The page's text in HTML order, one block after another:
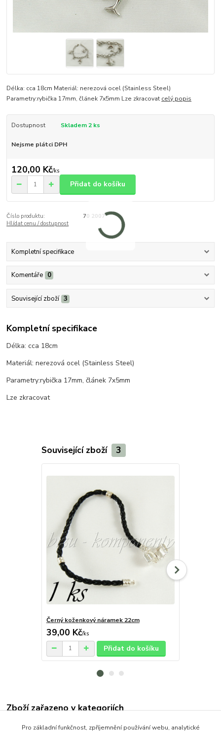
Délka: cca 18cm Materiál: nerezová ocel (Stainless Steel)
Parametry:rybička 17mm, článek 7x5mm Lze zkracovat celý popis
Dostupnost Skladem 2 ks
Nejsme plátci DPH
120,00 Kč/ks
Přidat do košíku
Číslo produktu:
70 2007
Hlídat cenu / dostupnost
Kompletní specifikace
Komentáře 0
Související zboží 3
Kompletní specifikace
Délka: cca 18cm
Materiál: nerezová ocel (Stainless Steel)
Parametry:rybička 17mm, článek 7x5mm
Lze zkracovat
Související zboží 3
Černý koženkový náramek 22cm
39,00 Kč/ks
Přidat do košíku
Zboží zařazeno v kategoriích
OCEL (Stainless Steel)
Pro základní funkčnost, zpříjemnění používání webu, analytické